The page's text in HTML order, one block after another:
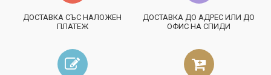
ДОСТАВКА СЪС НАЛОЖЕН
ПЛАТЕЖ
ДОСТАВКА ДО АДРЕС ИЛИ ДО
ОФИС НА СПИДИ